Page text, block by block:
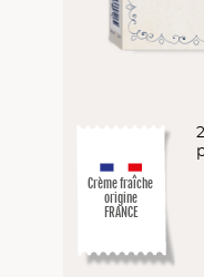
Crème fraîche
origine
FRANCE